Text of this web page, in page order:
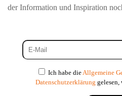
der Information und Inspiration
Ich habe dieAllgemeine
Datenschutzerklärung gelesen,